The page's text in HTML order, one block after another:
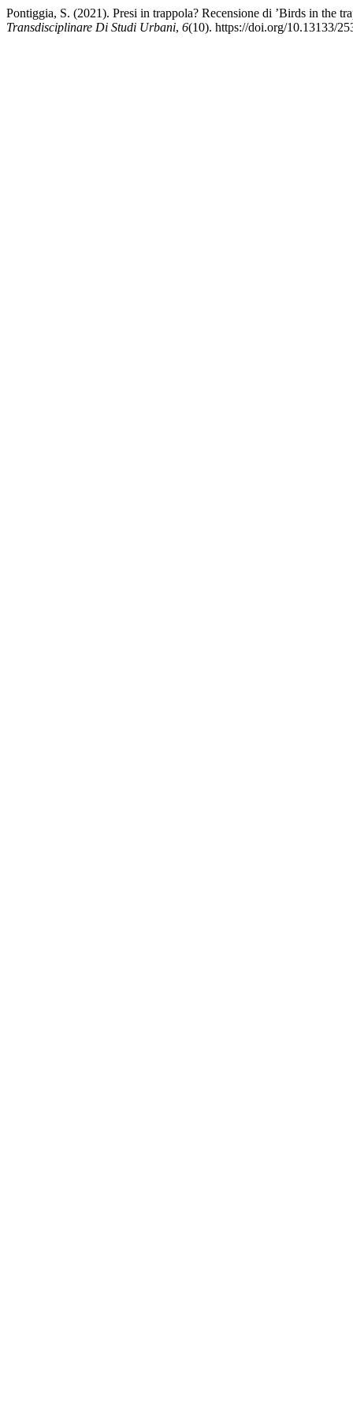
Pontiggia, S. (2021). Presi in trappola? Recensione di ’Birds in the
Transdisciplinare Di Studi Urbani, 6(10). https://doi.org/10.13133/